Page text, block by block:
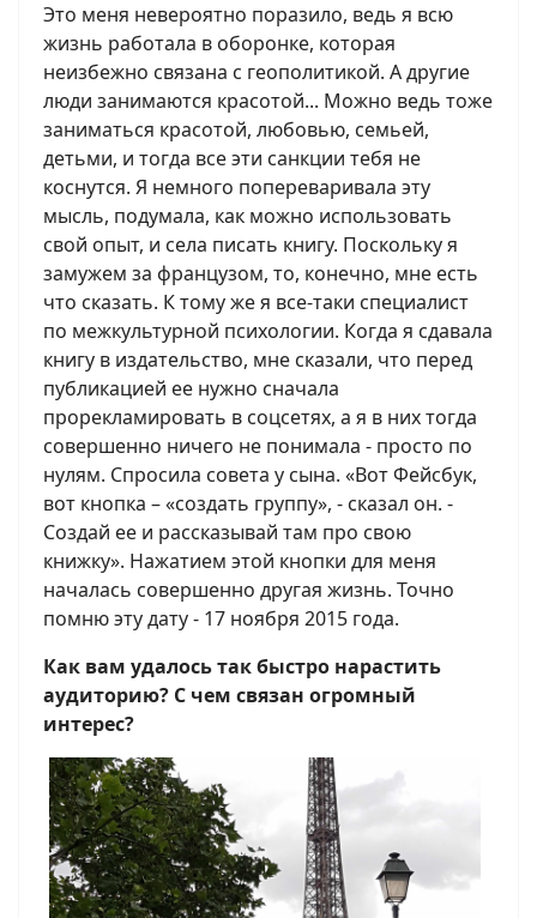
Это меня невероятно поразило, ведь я всю
жизнь работала в оборонке, которая
неизбежно связана с геополитикой. А другие
люди занимаются красотой... Можно ведь тоже
заниматься красотой, любовью, семьей,
детьми, и тогда все эти санкции тебя не
коснутся. Я немного попереваривала эту
мысль, подумала, как можно использовать
свой опыт, и села писать книгу. Поскольку я
замужем за французом, то, конечно, мне есть
что сказать. К тому же я все-таки специалист
по межкультурной психологии. Когда я сдавала
книгу в издательство, мне сказали, что перед
публикацией ее нужно сначала
прорекламировать в соцсетях, а я в них тогда
совершенно ничего не понимала - просто по
нулям. Спросила совета у сына. «Вот Фейсбук,
вот кнопка – «создать группу», - сказал он. -
Создай ее и рассказывай там про свою
книжку». Нажатием этой кнопки для меня
началась совершенно другая жизнь. Точно
помню эту дату - 17 ноября 2015 года.
Как вам удалось так быстро нарастить
аудиторию? С чем связан огромный
интерес?